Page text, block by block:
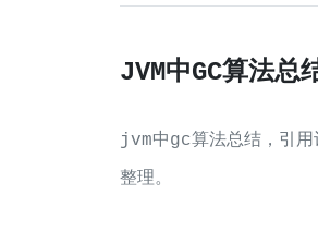
JVM中GC算法总
jvm中gc算法总结，引用
整理。